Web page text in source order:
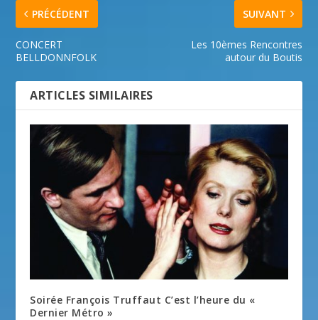
PRÉCÉDENT
CONCERT
BELLDONNFOLK
SUIVANT
Les 10èmes Rencontres
autour du Boutis
ARTICLES SIMILAIRES
Soirée François Truffaut C’est l’heure du «
Dernier Métro »